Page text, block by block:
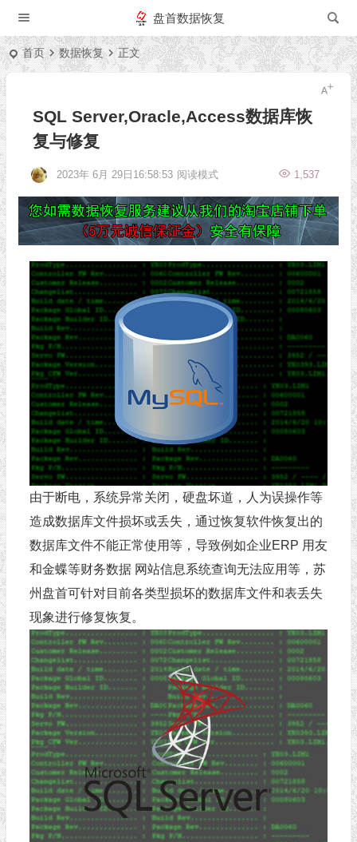
盘首数据恢复
首页 数据恢复 正文
SQL Server,Oracle,Access数据库恢
复与修复
2023年 6月 29日16:58:53 1,537
阅读模式
由于断电，系统异常关闭，硬盘坏道，人为误操作等
造成数据库文件损坏或丢失，通过恢复软件恢复出的
数据库文件不能正常使用等，导致例如企业ERP 用友
和金蝶等财务数据 网站信息系统查询无法应用等，苏
州盘首可针对目前各类型损坏的数据库文件和表丢失
现象进行修复恢复。